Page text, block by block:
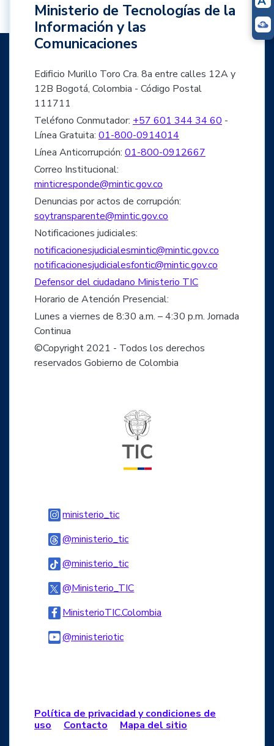
Ministerio de Tecnologías de la
Información y las
Comunicaciones
Edificio Murillo Toro Cra. 8a entre calles 12A y
12B Bogotá, Colombia - Código Postal
111711
Teléfono Conmutador: +57 601 344 34 60 -
Línea Gratuita: 01-800-0914014
Línea Anticorrupción: 01-800-0912667
Correo Institucional:
minticresponde@mintic.gov.co
Denuncias por actos de corrupción:
soytransparente@mintic.gov.co
Notificaciones judiciales:
notificacionesjudicialesmintic@mintic.gov.co
notificacionesjudicialesfontic@mintic.gov.co
Defensor del ciudadano Ministerio TIC
Horario de Atención Presencial:
Lunes a viernes de 8:30 a.m. – 4:30 p.m. Jornada
Continua
©Copyright 2021 - Todos los derechos
reservados Gobierno de Colombia
ministerio_ticLogo Instagram
@ministerio_ticLogo Threads
@ministerio_ticLogo Tiktok
@Ministerio_TICLogo Twitter
MinisterioTIC.Colombia
@ministerioticLogo Youtube
Política de privacidad y condiciones de
uso
Contacto Mapa del sitio